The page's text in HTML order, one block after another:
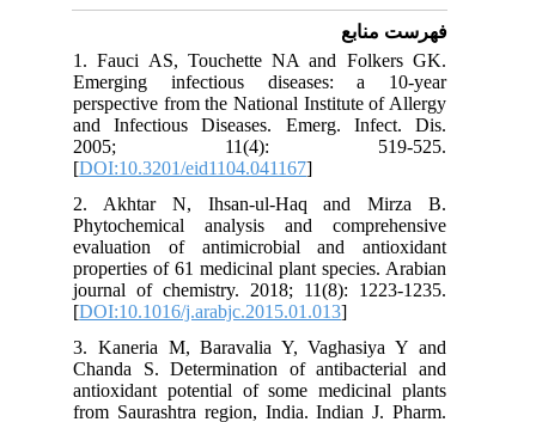
فهرست منابع
1. Fauci AS, Touchette NA and Folkers GK.
Emerging infectious diseases: a 10-year
perspective from the National Institute of Allergy
and Infectious Diseases. Emerg. Infect. Dis.
2005; 11(4): 519-525.
[DOI:10.3201/eid1104.041167
2. Akhtar N, Ihsan-ul-Haq and Mirza B.
Phytochemical analysis and comprehensive
evaluation of antimicrobial and antioxidant
properties of 61 medicinal plant species. Arabian
journal of chemistry. 2018; 11(8): 1223-1235.
[DOI:10.1016/j.arabjc.2015.01.013
3. Kaneria M, Baravalia Y, Vaghasiya Y and
Chanda S. Determination of antibacterial and
antioxidant potential of some medicinal plants
from Saurashtra region, India. Indian J. Pharm.